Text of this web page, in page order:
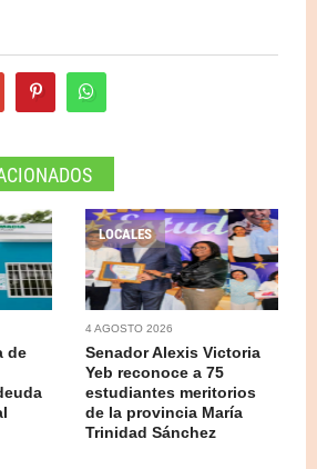
de
LOCALES
4 AGOSTO 2026
Senador Alexis Victoria
Yeb reconoce a 75
estudiantes meritorios
de la provincia María
Trinidad Sánchez